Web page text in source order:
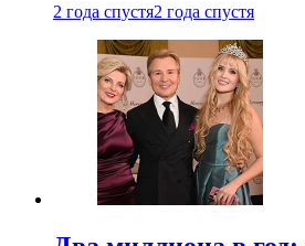
2 года спустя2 года спустя